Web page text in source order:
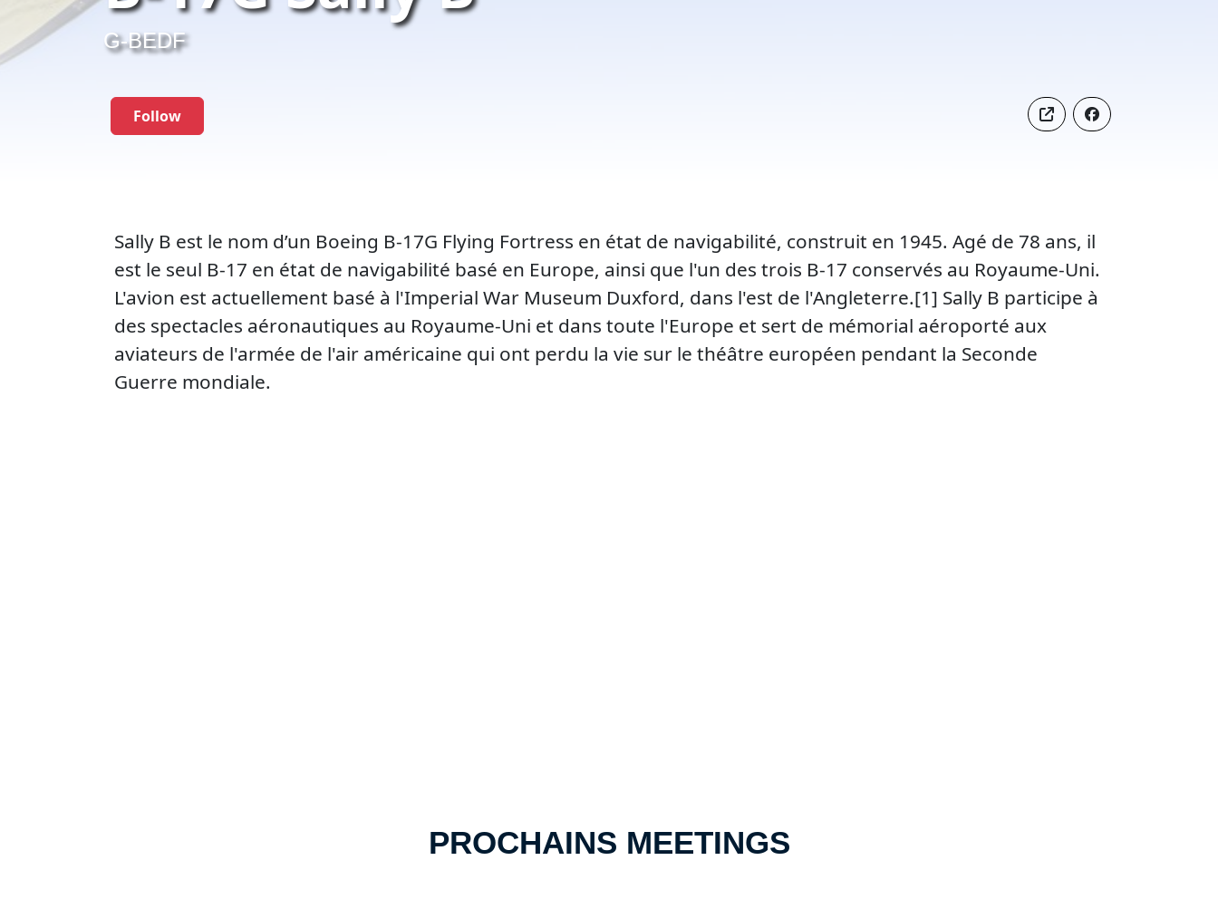
G-BEDF
Follow
Sally B est le nom d’un Boeing B-17G Flying Fortress en état de navigabilité, construit en 1945. Agé de 78 ans, il
est le seul B-17 en état de navigabilité basé en Europe, ainsi que l'un des trois B-17 conservés au Royaume-Uni.
L'avion est actuellement basé à l'Imperial War Museum Duxford, dans l'est de l'Angleterre.[1] Sally B participe à
des spectacles aéronautiques au Royaume-Uni et dans toute l'Europe et sert de mémorial aéroporté aux
aviateurs de l'armée de l'air américaine qui ont perdu la vie sur le théâtre européen pendant la Seconde
Guerre mondiale.
PROCHAINS MEETINGS